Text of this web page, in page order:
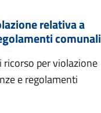
relativa a
comunali
per violazione
e regolamenti